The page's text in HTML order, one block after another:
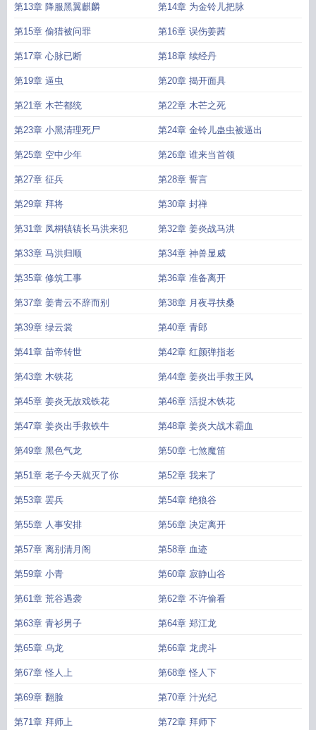
第13章 降服黑翼麒麟 第14章 为金铃儿把脉
第15章 偷猎被问罪 第16章 误伤姜茜
第17章 心脉已断 第18章 续经丹
第19章 逼虫 第20章 揭开面具
第21章 木芒都统 第22章 木芒之死
第23章 小黑清理死尸 第24章 金铃儿蛊虫被逼出
第25章 空中少年 第26章 谁来当首领
第27章 征兵 第28章 誓言
第29章 拜将 第30章 封禅
第31章 凤桐镇镇长马洪来犯 第32章 姜炎战马洪
第33章 马洪归顺 第34章 神兽显威
第35章 修筑工事 第36章 准备离开
第37章 姜青云不辞而别 第38章 月夜寻扶桑
第39章 绿云裳 第40章 青郎
第41章 苗帝转世 第42章 红颜弹指老
第43章 木铁花 第44章 姜炎出手救王风
第45章 姜炎无故戏铁花 第46章 活捉木铁花
第47章 姜炎出手救铁牛 第48章 姜炎大战木霸血
第49章 黑色气龙 第50章 七煞魔笛
第51章 老子今天就灭了你 第52章 我来了
第53章 罢兵 第54章 绝狼谷
第55章 人事安排 第56章 决定离开
第57章 离别清月阁 第58章 血迹
第59章 小青 第60章 寂静山谷
第61章 荒谷遇袭 第62章 不许偷看
第63章 青衫男子 第64章 郑江龙
第65章 乌龙 第66章 龙虎斗
第67章 怪人上 第68章 怪人下
第69章 翻脸 第70章 汁光纪
第71章 拜师上 第72章 拜师下